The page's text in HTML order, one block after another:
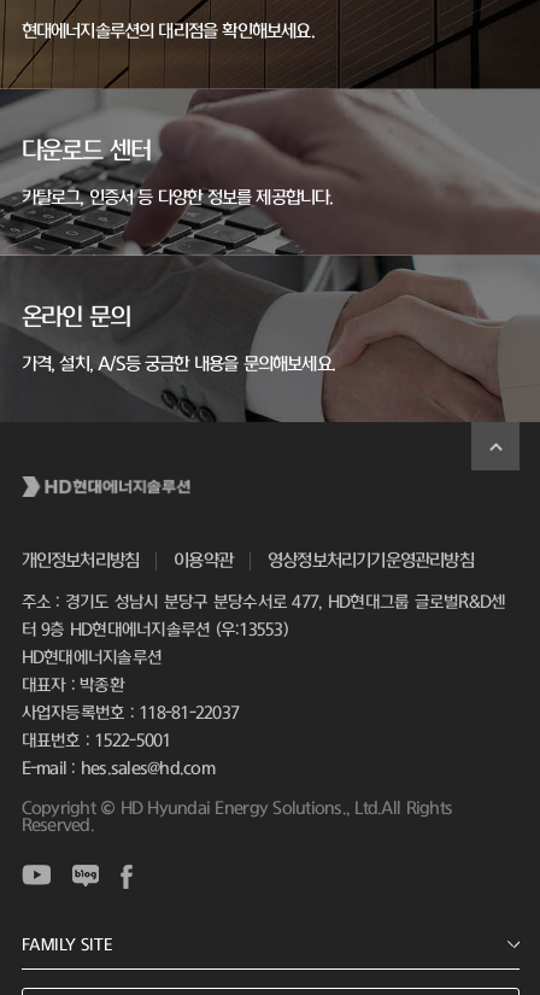
현대에너지솔루션의 대리점을 확인해보세요.
다운로드 센터
카탈로그, 인증서 등 다양한 정보를 제공합니다.
온라인 문의
가격, 설치, A/S등 궁금한 내용을 문의해보세요.
개인정보처리방침 이용약관 영상정보처리기기운영관리방침
주소 : 경기도 성남시 분당구 분당수서로 477, HD현대그룹 글로벌R&D센
터 9층 HD현대에너지솔루션 (우:13553)
HD현대에너지솔루션
대표자 : 박종환
사업자등록번호 : 118-81-22037
대표번호 : 1522-5001
E-mail : hes.sales@hd.com
Copyright © HD Hyundai Energy Solutions., Ltd.All Rights
Reserved.